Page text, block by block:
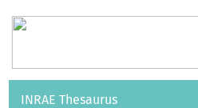
Vocabulaires API
INRAE Thesaurus